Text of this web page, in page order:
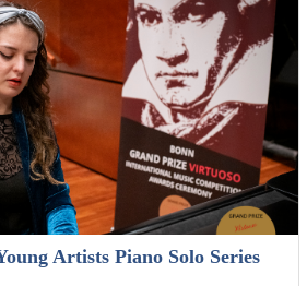
Artists Piano Solo Series